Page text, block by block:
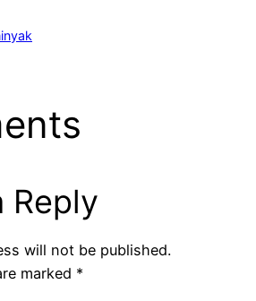
Reply
will not be published.
marked *